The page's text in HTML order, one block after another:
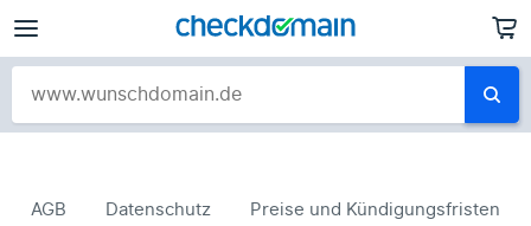
AGB Datenschutz Preise und Kündigungsfristen